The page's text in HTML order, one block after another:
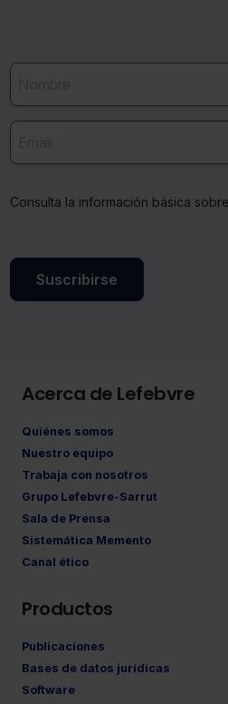
Consulta la información básica
Suscribirse
Acerca de Lefebvre
Quiénes somos
Nuestro equipo
Trabaja con nosotros
Grupo Lefebvre-Sarrut
Sala de Prensa
Sistemática Memento
Canal ético
Productos
Publicaciones
Bases de datos jurídicas
Software